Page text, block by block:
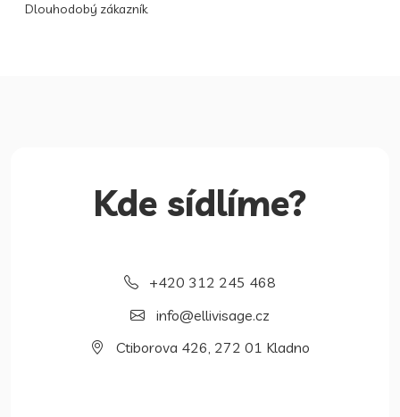
Dlouhodobý zákazník
Kde sídlíme?
+420 312 245 468
info@ellivisage.cz
Ctiborova 426, 272 01 Kladno